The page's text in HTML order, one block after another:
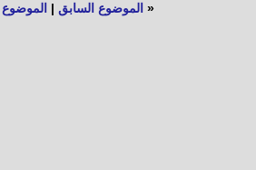
« الموضوع السابق | الموضوع